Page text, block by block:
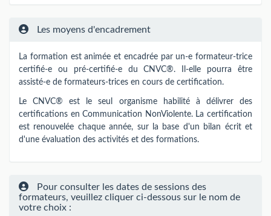
Les moyens d'encadrement
La formation est animée et encadrée par un-e formateur-trice
certifié-e ou pré-certifié-e du CNVC®. Il-elle pourra être
assisté-e de formateurs-trices en cours de certification.
Le CNVC® est le seul organisme habilité à délivrer des
certifications en Communication NonViolente. La certification
est renouvelée chaque année, sur la base d'un bilan écrit et
d'une évaluation des activités et des formations.
Pour consulter les dates de sessions des
formateurs, veuillez cliquer ci-dessous sur le nom de
votre choix :